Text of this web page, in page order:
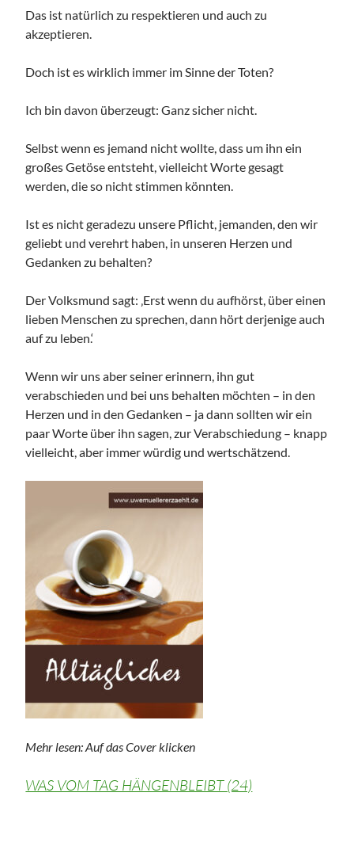
Das ist natürlich zu respektieren und auch zu
akzeptieren.
Doch ist es wirklich immer im Sinne der Toten?
Ich bin davon überzeugt: Ganz sicher nicht.
Selbst wenn es jemand nicht wollte, dass um ihn ein
großes Getöse entsteht, vielleicht Worte gesagt
werden, die so nicht stimmen könnten.
Ist es nicht geradezu unsere Pflicht, jemanden, den wir
geliebt und verehrt haben, in unseren Herzen und
Gedanken zu behalten?
Der Volksmund sagt: ‚Erst wenn du aufhörst, über einen
lieben Menschen zu sprechen, dann hört derjenige auch
auf zu leben.‘
Wenn wir uns aber seiner erinnern, ihn gut
verabschieden und bei uns behalten möchten – in den
Herzen und in den Gedanken – ja dann sollten wir ein
paar Worte über ihn sagen, zur Verabschiedung – knapp
vielleicht, aber immer würdig und wertschätzend.
Mehr lesen: Auf das Cover klicken
WAS VOM TAG HÄNGENBLEIBT (24)